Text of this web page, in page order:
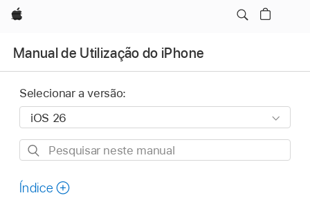
Apple
Manual de Utilização do iPhone
Selecionar a versão:
Pesquisar
manual
Índice